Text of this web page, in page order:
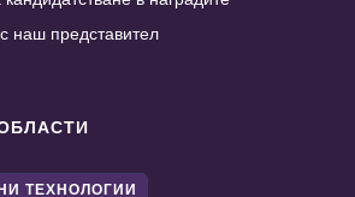
наш представител
ТЕХНОЛОГИИ